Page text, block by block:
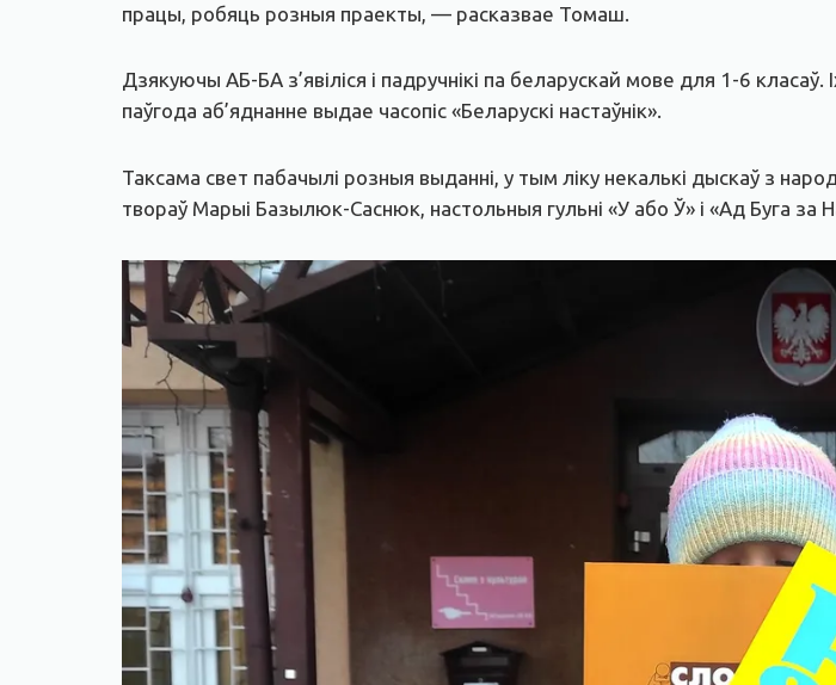
працы, робяць розныя праекты, — расказвае Томаш.
Дзякуючы АБ-БА з’явіліся і падручнікі па беларускай мове для 1-6
паўгода аб’яднанне выдае часопіс «Беларускі настаўнік».
Таксама свет пабачылі розныя выданні, у тым ліку некалькі дыскаў з
твораў Марыі Базылюк-Саснюк, настольныя гульні «У або Ў» і «Ад Буга за